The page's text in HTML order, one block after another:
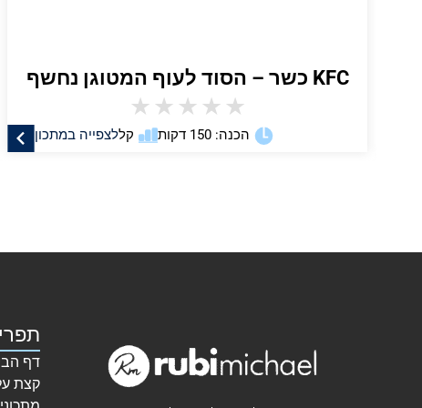
KFC כשר – הסוד לעוף המטוגן נחשף
★
★
★
★
★
לצפייה במתכון הכנה: 150 דקות קל
דף
קצת